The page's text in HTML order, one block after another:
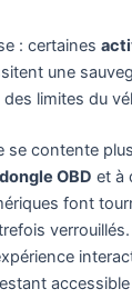
: certaines
une
limites du
se contente
dongle OBD et à
font